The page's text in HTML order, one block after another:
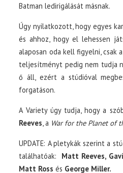
Batman ledirigálását másnak.
Úgy nyilatkozott, hogy egyes
és ahhoz, hogy el lehessen
alaposan oda kell figyelni, csak
teljesítményt pedig nem tudja
ő áll, ezért a stúdióval
forgatáson.
A Variety úgy tudja, hogy a
Reeves , a War for the Planet of
UPDATE: A pletykák szerint a
találhatóak:
Matt Reeves,
Matt Rossés George Miller.